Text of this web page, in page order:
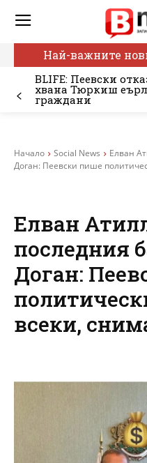
Най-важните
BLIFE: Пеевски
хвана Тюркиш
граждани
Начало Social News
Елван
Доган: Пеевски пише
Елван
последния
Доган:
всеки,